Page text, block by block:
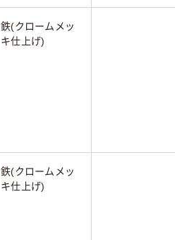
鉄(クロームメッ
キ仕上げ)
鉄(クロームメッ
キ仕上げ)